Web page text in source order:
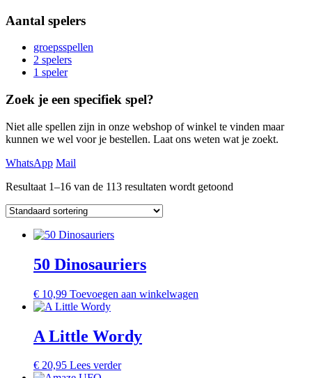
Aantal spelers
groepsspellen
2 spelers
1 speler
Zoek je een specifiek spel?
Niet alle spellen zijn in onze webshop of winkel te vinden maar
kunnen we wel voor je bestellen. Laat ons weten wat je zoekt.
WhatsApp Mail
Resultaat 1–16 van de 113 resultaten wordt getoond
50 Dinosauriers
€ 10,99 Toevoegen aan winkelwagen
A Little Wordy
€ 20,95 Lees verder